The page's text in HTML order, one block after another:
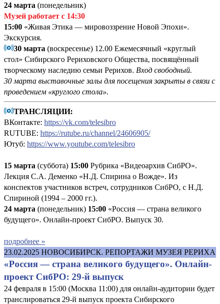
24 марта (понедельник)
Музей работает с 14:30
15:00 «Живая Этика — мировоззрение Новой Эпохи».
Экскурсия.
30 марта (воскресенье) 12.00 Ежемесячный «круглый
стол» Сибирского Рериховского Общества, посвящённый
творческому наследию семьи Рерихов. Вход свободный.
30 марта выставочные залы для посещения закрыты в связи с
проведением «круглого стола».
ТРАНСЛЯЦИИ:
ВКонтакте: https://vk.com/telesibro
RUTUBE: https://rutube.ru/channel/24606905/
Ютуб: https://www.youtube.com/telesibro
15 марта (суббота) 15:00 Рубрика «Видеоархив СибРО».
Лекция С.А. Деменко «Н.Д. Спирина о Вожде». Из
конспектов участников встреч, сотрудников СибРО, с Н.Д.
Спириной (1994 – 2000 гг.).
24 марта (понедельник) 15:00 «Россия — страна великого
будущего». Онлайн-проект СибРО. Выпуск 30.
подробнее »
23.02.2025 НОВОСИБИРСК. РЕПОРТАЖИ МУЗЕЯ РЕРИХА
«Россия — страна великого будущего». Онлайн-
проект СибРО: 29-й выпуск
24 февраля в 15:00 (Москва 11:00) для онлайн-аудитории будет
транслироваться 29-й выпуск проекта Сибирского